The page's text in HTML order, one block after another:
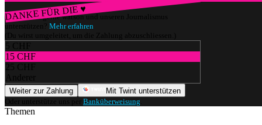
DANKE FÜR DIE ♥
Würdest du gerne watson und unseren Journalismus
unterstützen? Mehr erfahren
(Du wirst umgeleitet, um die Zahlung abzuschliessen.)
5 CHF
15 CHF
25 CHF
Anderer
Weiter zur Zahlung
Mit Twint unterstützen
Oder unterstütze uns per Banküberweisung
Themen